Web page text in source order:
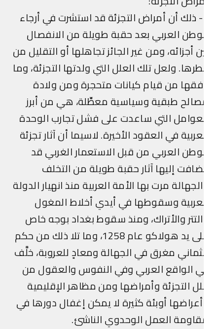
2- ذلك أن أمراض التجزئة قد استشرت في أرجاء
العربي بعد حقبة طويلة من الانفصال
أجزائه، ومن غير الجائز تجاهلها أو التقليل من
ولعل تلك العلل التي ولدتها التجزئة، وما
من قيام كيانات متحجرة ومن ولادة
طبقية وسياسية معطِّلة، هي من أبرز
التي ساعدت على فشل تجارب الوحدة
في العقود الأخيرة. لاسيما أن آثار تجزئة
العربي من قبل الاستعمار الغربي قد
إليها آثار حقبة طويلة من التخلف
مرت بها الأمة العربية منذ انهيار الدولة
وسقوطها في أيدي أخلاط المغول
والأتراك، ومنذ سقوط بغداد بوجه خاص
على يد هولاكو عام 1258، وما تلا ذلك من حكم
مغرق في الجهالة ومعادٍ للعروبة، خلَّف
الواقع العربي وفي النفوس والعقول من
التجزئة وأمراضها ومن مظاهر الإقليمية
أوبئة كثيرة لا يمكن إغفال دورها في
العمل الوحدوي الناشئ.